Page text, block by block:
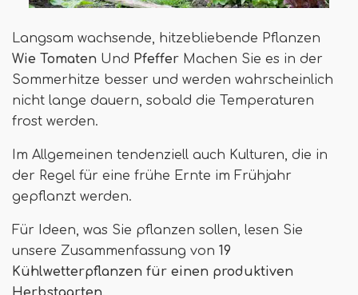
Langsam wachsende, hitzebliebende Pflanzen
Wie Tomaten Und Pfeffer Machen Sie es in der
Sommerhitze besser und werden wahrscheinlich
nicht lange dauern, sobald die Temperaturen
frost werden.
Im Allgemeinen tendenziell auch Kulturen, die in
der Regel für eine frühe Ernte im Frühjahr
gepflanzt werden.
Für Ideen, was Sie pflanzen sollen, lesen Sie
unsere Zusammenfassung von 19
Kühlwetterpflanzen für einen produktiven